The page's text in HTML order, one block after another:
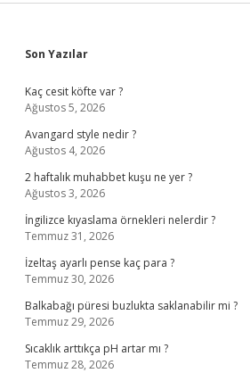
Sidebar
Son Yazılar
Kaç cesit köfte var ?
Ağustos 5, 2026
Avangard style nedir ?
Ağustos 4, 2026
2 haftalık muhabbet kuşu ne yer ?
Ağustos 3, 2026
İngilizce kıyaslama örnekleri nelerdir ?
Temmuz 31, 2026
İzeltaş ayarlı pense kaç para ?
Temmuz 30, 2026
Balkabağı püresi buzlukta saklanabilir mi ?
Temmuz 29, 2026
Sıcaklık arttıkça pH artar mı ?
Temmuz 28, 2026